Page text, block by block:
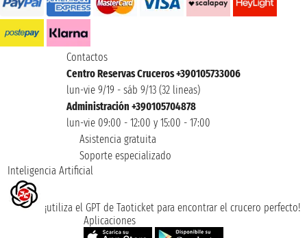
Contactos
Centro Reservas Cruceros +390105733006
lun-vie 9/19 - sáb 9/13 (32 lineas)
Administración +390105704878
lun-vie 09:00 - 12:00 y 15:00 - 17:00
Asistencia gratuita
Soporte especializado
Inteligencia Artificial
¡utiliza el GPT de Taoticket para encontrar el crucero perfecto!
Aplicaciones